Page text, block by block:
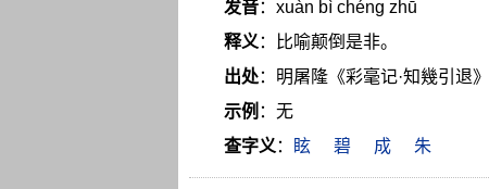
发音：xuàn bì chéng zhū
释义：比喻颠倒是非。
出处：明屠隆《彩毫记·知幾引退
示例 ：无
查字义： 眩 碧 成 朱